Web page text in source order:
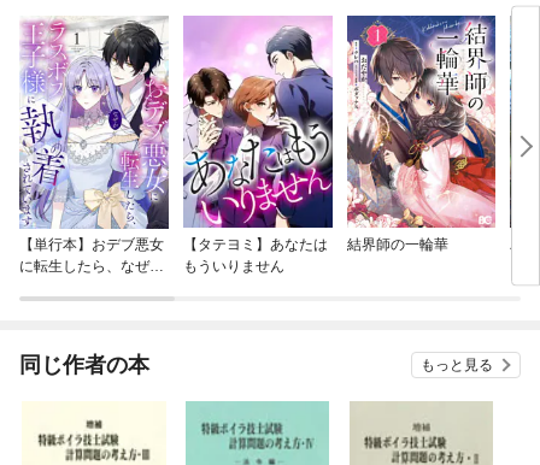
【単行本】おデブ悪女
に転生したら、なぜか
【タテヨミ】あなたは
もういりません
結界師の一輪華
バ
今
同じ作者の本 もっと見る